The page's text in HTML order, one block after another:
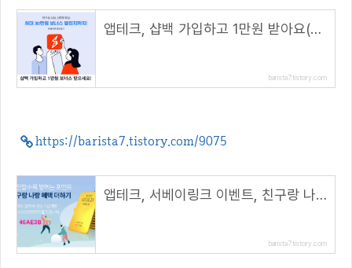
앱테크, 샵백 가입하고 1만원 받아요(초대 코드 : UVOsnO)
barista7.tistory.com
https://barista7.tistory.com/9075
앱테크, 서베이링크 이벤트, 친구랑 나랑 혜택 더하기( 추천코드 : 46AE3B )
barista7.tistory.com